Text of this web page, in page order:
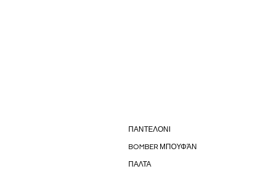
ΠΑΝΤΕΛΟΝΙ
BOMBER ΜΠΟΥΦΆΝ
ΠΑΛΤΑ